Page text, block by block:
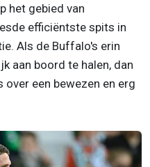
het gebied van
efficiëntste spits in
Als de Buffalo's erin
aan boord te halen, dan
een bewezen en erg